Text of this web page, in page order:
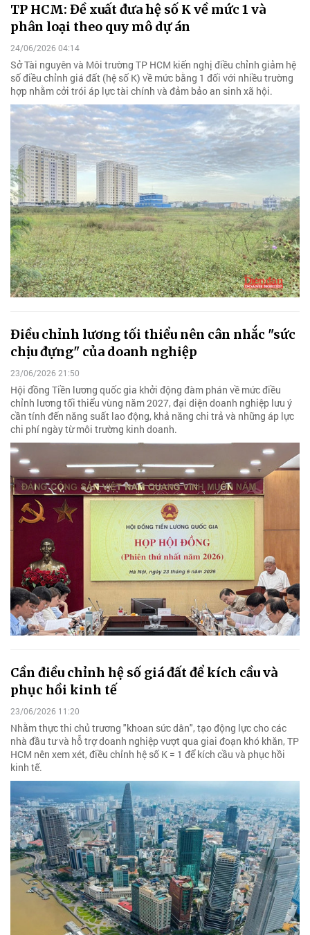
TP HCM: Đề xuất đưa hệ số K về mức 1 và
phân loại theo quy mô dự án
24/06/2026 04:14
Sở Tài nguyên và Môi trường TP HCM kiến nghị điều chỉnh giảm hệ
số điều chỉnh giá đất (hệ số K) về mức bằng 1 đối với nhiều trường
hợp nhằm cởi trói áp lực tài chính và đảm bảo an sinh xã hội.
Điều chỉnh lương tối thiểu nên cân nhắc "sức
chịu đựng" của doanh nghiệp
23/06/2026 21:50
Hội đồng Tiền lương quốc gia khởi động đàm phán về mức điều
chỉnh lương tối thiểu vùng năm 2027, đại diện doanh nghiệp lưu ý
cần tính đến năng suất lao động, khả năng chi trả và những áp lực
chi phí ngày từ môi trường kinh doanh.
Cần điều chỉnh hệ số giá đất để kích cầu và
phục hồi kinh tế
23/06/2026 11:20
Nhằm thực thi chủ trương "khoan sức dân", tạo động lực cho các
nhà đầu tư và hỗ trợ doanh nghiệp vượt qua giai đoạn khó khăn, TP
HCM nên xem xét, điều chỉnh hệ số K = 1 để kích cầu và phục hồi
kinh tế.